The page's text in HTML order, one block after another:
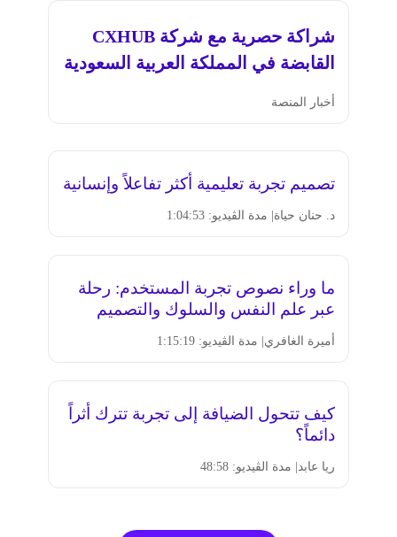
شراكة حصرية مع شركة CXHUB
القابضة في المملكة العربية السعودية
أخبار المنصة
تصميم تجربة تعليمية أكثر تفاعلاً وإنسانية
د. حنان حياة | مدة الڤيديو: 1:04:53
ما وراء نصوص تجربة المستخدم: رحلة
عبر علم النفس والسلوك والتصميم
أميرة الغافري | مدة الڤيديو: 1:15:19
كيف تتحول الضيافة إلى تجربة تترك أثراً
دائماً؟
ريا عابد | مدة الڤيديو: 48:58